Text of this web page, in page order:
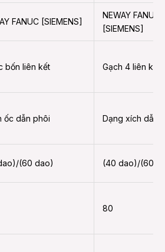
FANUC [SIEMENS]
NEWAY FANUC
[SIEMENS]
bốn liên kết Gạch 4 liên kết
ốc dẫn phôi Dạng xích dẫn
(60 dao) (40 dao)/(60
80